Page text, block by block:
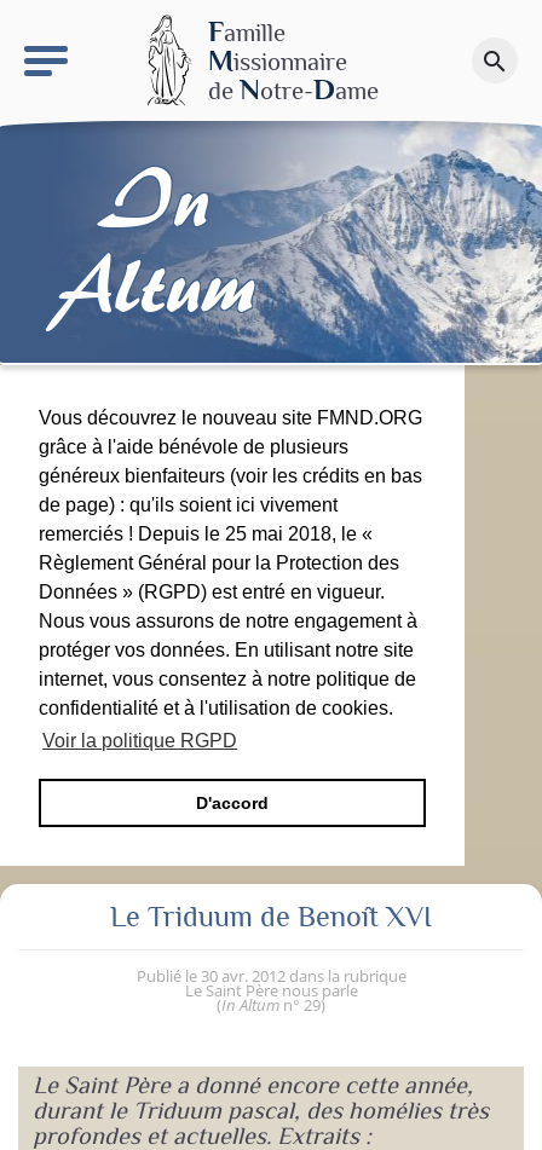
Famille
Missionnaire
de Notre-Dame
search
Faire un don
In
Altum
Vous découvrez le nouveau site FMND.ORG
grâce à l'aide bénévole de plusieurs
généreux bienfaiteurs (voir les crédits en bas
de page) : qu'ils soient ici vivement
remerciés ! Depuis le 25 mai 2018, le «
Règlement Général pour la Protection des
Données » (RGPD) est entré en vigueur.
Nous vous assurons de notre engagement à
protéger vos données. En utilisant notre site
internet, vous consentez à notre politique de
confidentialité et à l'utilisation de cookies.
Voir la politique RGPD
D'accord
Le Triduum de Benoît XVI
Publié le 30 avr. 2012 dans la rubrique
Le Saint Père nous parle
(In Altum n° 29)
Le Saint Père a donné encore cette année,
durant le Triduum pascal, des homélies très
profondes et actuelles. Extraits :